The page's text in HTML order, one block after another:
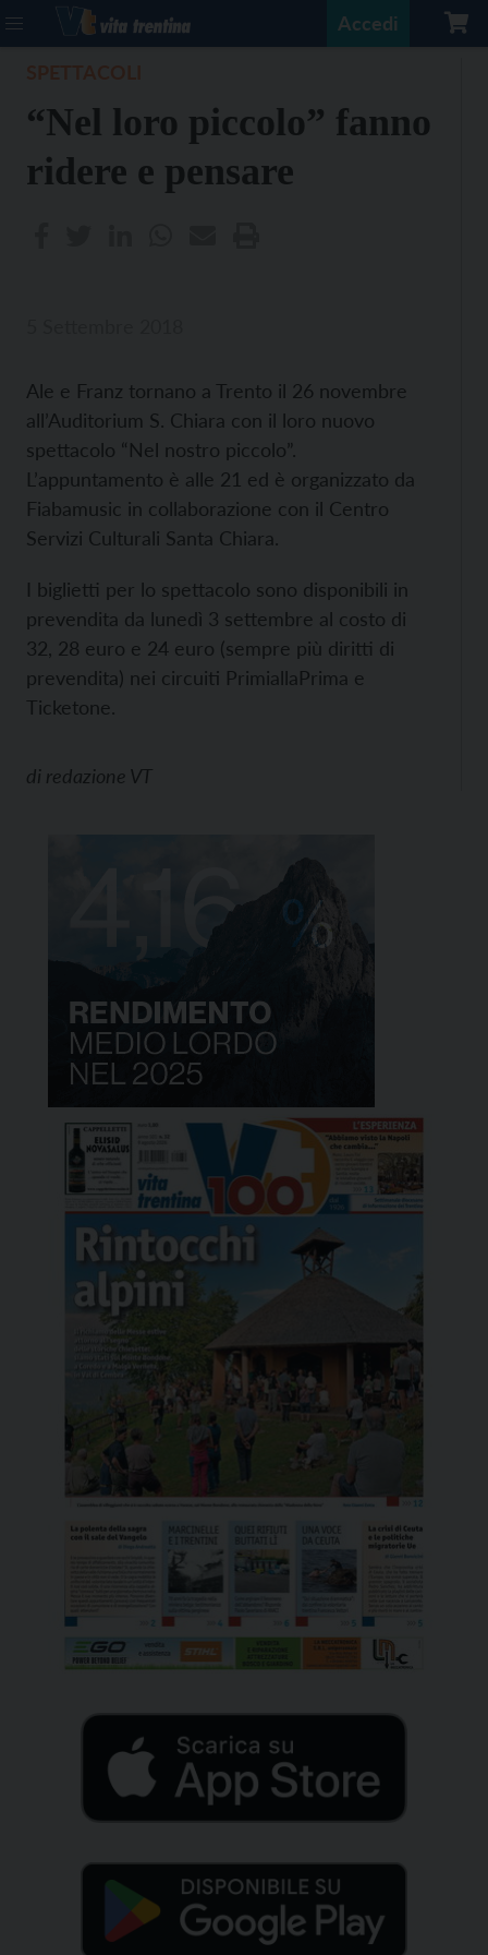
Accedi
“Nel loro piccolo” fanno
ridere e pensare
Ale e Franz tornano a Trento il 26 novembre
all’Auditorium S. Chiara con il loro nuovo
spettacolo “Nel nostro piccolo”.
L’appuntamento è alle 21 ed è organizzato da
Fiabamusic in collaborazione con il Centro
Servizi Culturali Santa Chiara.
I biglietti per lo spettacolo sono disponibili in
prevendita da lunedì 3 settembre al costo di
32, 28 euro e 24 euro (sempre più diritti di
prevendita) nei circuiti PrimiallaPrima e
Ticketone.
di redazione VT